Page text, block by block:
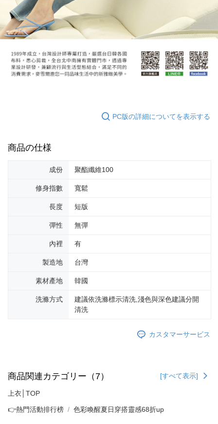
PC版の詳細についてを表示する
商品の仕様
成份 聚酯纖維100
修身指數 寬鬆
長度 短版
彈性 無彈
內裡 有
製造地 台灣
素材產地 韓國
洗滌方式
建議依洗滌標示清洗,淺色與深色建議分開
清洗
カスタマーサービス
商品関連カテゴリー（7） [すべて表示]
上衣│TOP
👉熱門活動排行榜 色彩喚醒夏日穿搭靈感68折up